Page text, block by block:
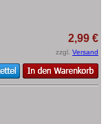
2,99 €
zzgl. Versand